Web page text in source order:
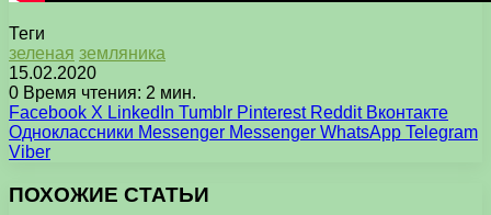
Теги
зеленая земляника
15.02.2020
0 Время чтения: 2 мин.
Facebook X LinkedIn Tumblr Pinterest Reddit Вконтакте
Одноклассники Messenger Messenger WhatsApp Telegram
Viber
ПОХОЖИЕ СТАТЬИ